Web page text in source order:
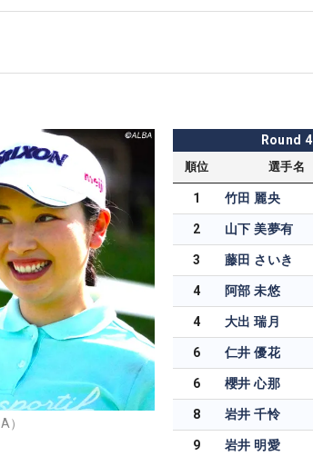
）
Round 4
順位 選手名
1 竹田 麗央
2 山下 美夢有
3 藤田 さいき
4 阿部 未悠
4 大出 瑞月
6 仁井 優花
6 櫻井 心那
8 岩井 千怜
9 岩井 明愛